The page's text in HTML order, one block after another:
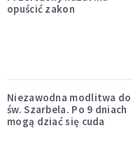
opuścić zakon
Niezawodna modlitwa do
św. Szarbela. Po 9 dniach
mogą dziać się cuda